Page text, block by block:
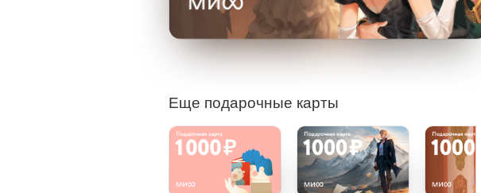
Еще подарочные карты